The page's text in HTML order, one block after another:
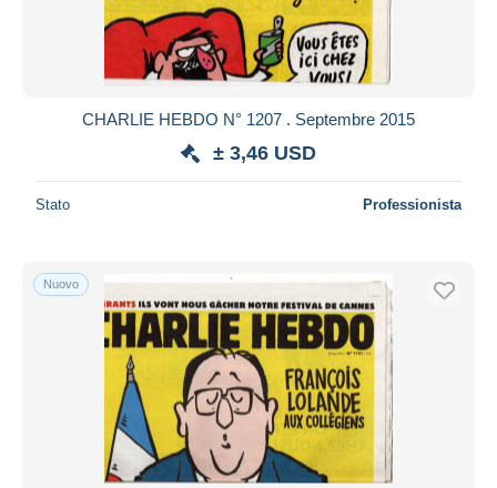
CHARLIE HEBDO N° 1207 . Septembre 2015
± 3,46 USD
Stato Professionista
Nuovo